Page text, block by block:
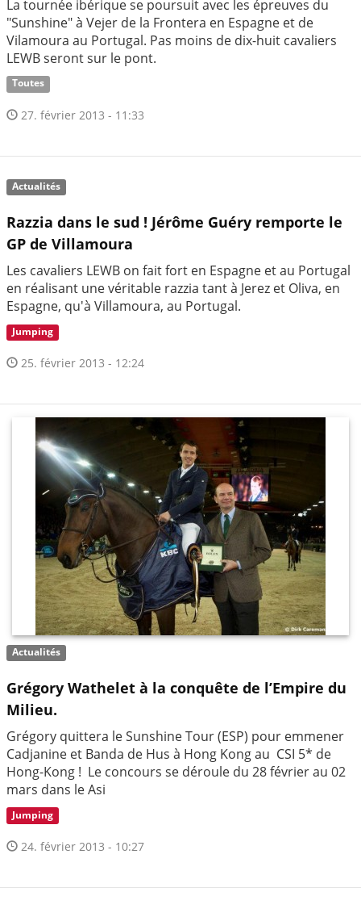
La tournée ibérique se poursuit avec les épreuves du
"Sunshine" à Vejer de la Frontera en Espagne et de
Vilamoura au Portugal. Pas moins de dix-huit cavaliers
LEWB seront sur le pont.
Toutes
27. février 2013 - 11:33
Actualités
Razzia dans le sud ! Jérôme Guéry remporte le
GP de Villamoura
Les cavaliers LEWB on fait fort en Espagne et au Portugal
en réalisant une véritable razzia tant à Jerez et Oliva, en
Espagne, qu'à Villamoura, au Portugal.
Jumping
25. février 2013 - 12:24
Actualités
Grégory Wathelet à la conquête de l’Empire du
Milieu.
Grégory quittera le Sunshine Tour (ESP) pour emmener
Cadjanine et Banda de Hus à Hong Kong au CSI 5* de
Hong-Kong ! Le concours se déroule du 28 février au 02
mars dans le Asi
Jumping
24. février 2013 - 10:27